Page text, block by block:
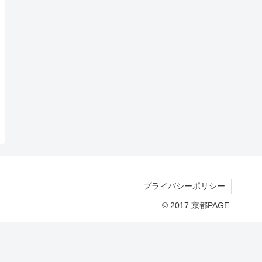
プライバシーポリシー
© 2017 京都PAGE.